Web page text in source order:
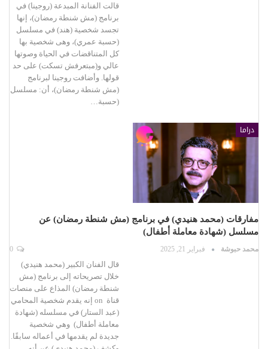
قالت الفنانة المبدعة (روجينا) في
برنامج (مش شنطة رمضان)، إنها
تجسد شخصية (هند) في مسلسل
(حسبة عمري)، وهى شخصية بها
كل المتناقضات في الحياة وصوتها
عالي و(مبتعرفش تسكت) على حد
قولها. وأضافت روجينا لبرنامج
(مش شنطة رمضان)، أن: مسلسل
(حسبة…
دراما
مفارقات (محمد هنيدي) في برنامج (مش شنطة رمضان) عن
مسلسل (شهادة معاملة أطفال)
محمد حبوشة فبراير 21, 2025
قال الفنان الكبير (محمد هنيدي)
خلال تصريحاته إلى برنامج (مش
شنطة رمضان) المذاع على منصات
قناة on إنه يقدم شخصية المحامي
(عبد الستار) في مسلسله (شهادة
معاملة أطفال) وهي شخصية
جديدة لم يقدمها في أعماله سابقًا.